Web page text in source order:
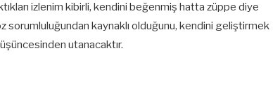
izlenim kibirli, kendini beğenmiş hatta züppe diye
sorumluluğundan kaynaklı olduğunu, kendini geliştirmek
utanacaktır.